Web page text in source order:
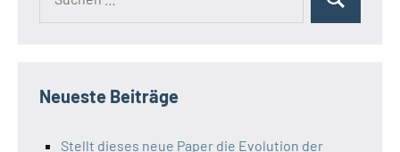
Suchen
Neueste Beiträge
Stellt dieses neue Paper die Evolution der